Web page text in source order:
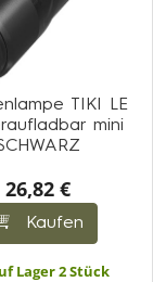
TIKI LE
mini
26,82 €
Kaufen
Lager 2 Stück